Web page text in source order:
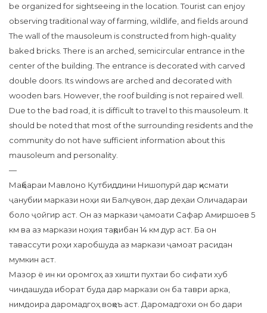
be organized for sightseeing in the location. Tourist can enjoy
observing traditional way of farming, wildlife, and fields around
The wall of the mausoleum is constructed from high-quality
baked bricks. There is an arched, semicircular entrance in the
center of the building. The entrance is decorated with carved
double doors. Its windows are arched and decorated with
wooden bars. However, the roof building is not repaired well.
Due to the bad road, it is difficult to travel to this mausoleum. It
should be noted that most of the surrounding residents and the
community do not have sufficient information about this
mausoleum and personality.
—
Мақбараи Мавлоно Қутбиддини Нишопурӣ дар қисмати
ҷанубии маркази ноҳи яи Балҷувон, дар деҳаи Оличадараи
боло ҷойгир аст. Он аз маркази ҷамоати Сафар Амиршоев 5
км ва аз маркази ноҳия тақрибан 14 км дур аст. Ба он
тавассути роҳи харобшуда аз маркази ҷамоат расидан
мумкин аст.
Мазор ё ин ки оромгоҳ аз хишти пухтаи бо сифати хуб
чиндашуда иборат буда дар маркази он ба таври арка,
нимдоира даромадгоҳ воқеъ аст. Даромадгохи он бо дари